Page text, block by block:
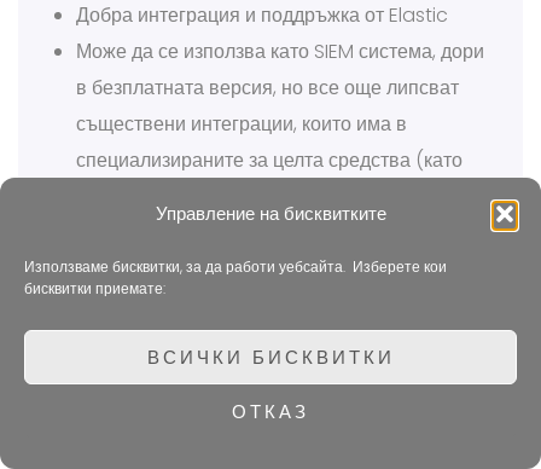
Управление на бисквитките
Използваме бисквитки, за да работи уебсайта. Изберете кои
бисквитки приемате:
ВСИЧКИ БИСКВИТКИ
ОТКАЗ
Добра интеграция и поддръжка от Elastic
Може да се използва като SIEM система, дори
в безплатната версия, но все още липсват
съществени интеграции, които има в
специализираните за целта средства (като
В платената версия има ML (Machine
Learning) възможности за специализиран
лог анализ
Недостатъци: